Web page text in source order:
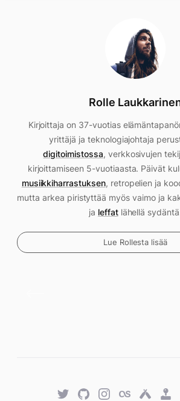
Rolle
Kirjoittaja on 37-vuotias
yrittäjä ja teknologiajohtaja
digitoimistossa, verkkosivujen
kirjoittamiseen 5-vuotiaasta. Päivät
musiikkiharrastuksen, retropelien ja
mutta arkea piristyttää myös vaimo ja
ja leffatlähellä
Lue Rollesta lisää
TwitterGitHubTwitterLast.fm